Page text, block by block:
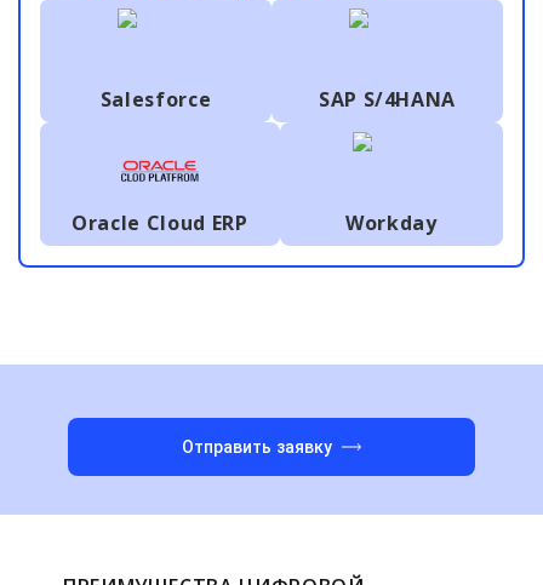
Salesforce SAP S/4HANA
Oracle Cloud ERP Workday
Отправить заявку